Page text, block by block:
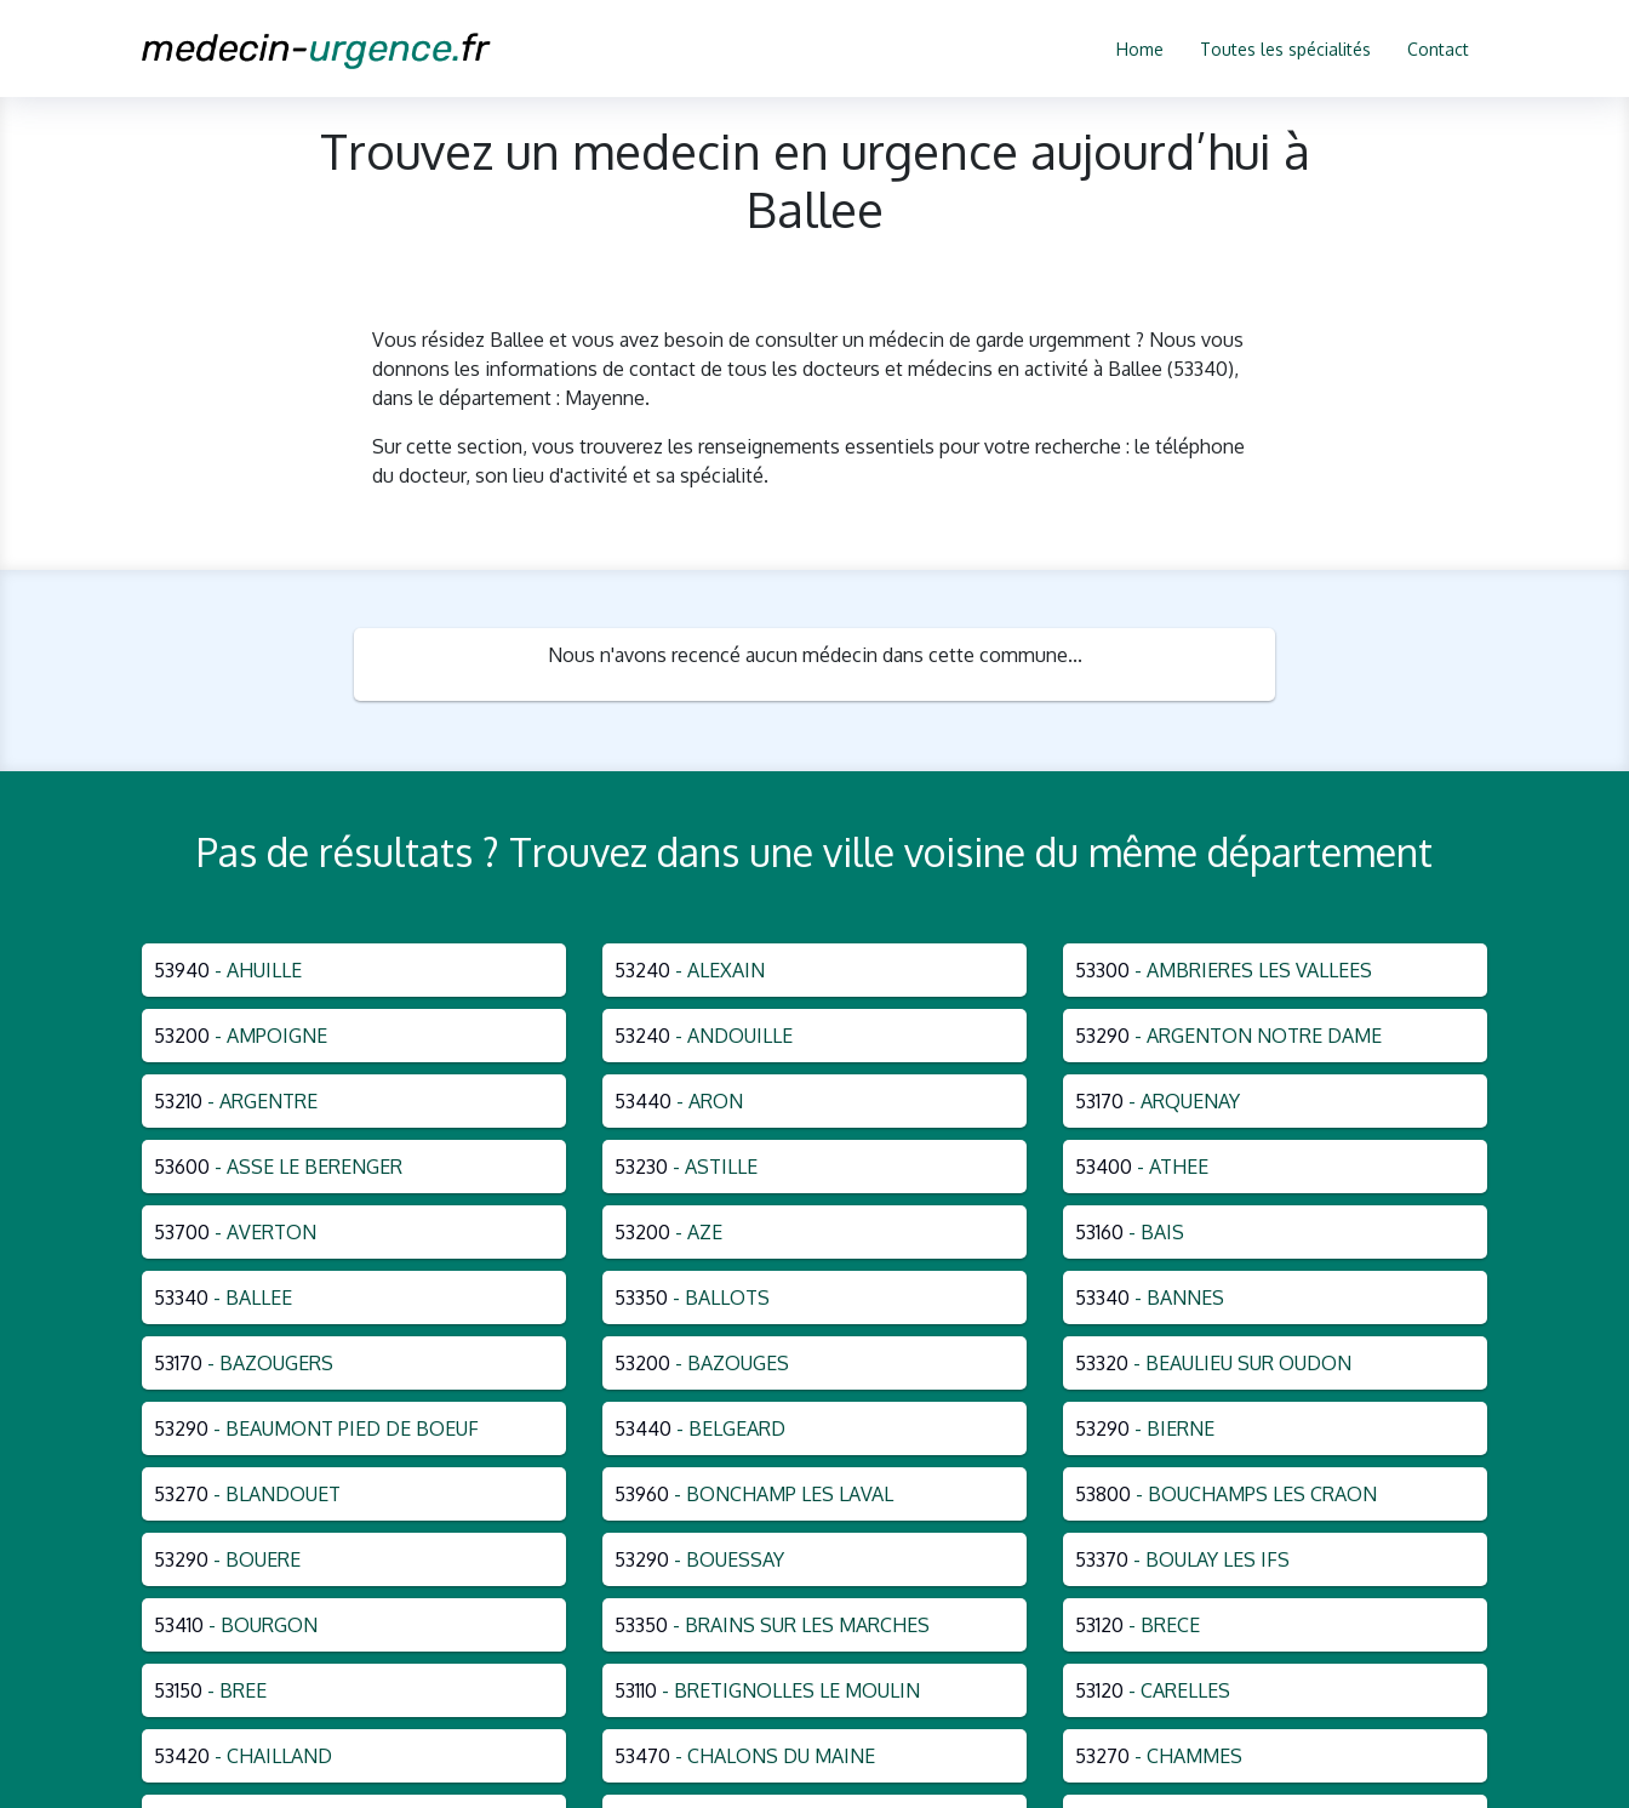
Home Toutes les spécialités Contact
Trouvez un medecin en urgence aujourd’hui à
Ballee
Vous résidez Ballee et vous avez besoin de consulter un médecin de garde urgemment ? Nous vous
donnons les informations de contact de tous les docteurs et médecins en activité à Ballee (53340),
dans le département : Mayenne.
Sur cette section, vous trouverez les renseignements essentiels pour votre recherche : le téléphone
du docteur, son lieu d'activité et sa spécialité.
Nous n'avons recencé aucun médecin dans cette commune...
Pas de résultats ? Trouvez dans une ville voisine du même département
53940 - AHUILLE 53240 - ALEXAIN 53300 - AMBRIERES LES VALLEES
53200 - AMPOIGNE 53240 - ANDOUILLE 53290 - ARGENTON NOTRE DAME
53210 - ARGENTRE 53440 - ARON 53170 - ARQUENAY
53600 - ASSE LE BERENGER 53230 - ASTILLE 53400 - ATHEE
53700 - AVERTON 53200 - AZE 53160 - BAIS
53340 - BALLEE 53350 - BALLOTS 53340 - BANNES
53170 - BAZOUGERS 53200 - BAZOUGES 53320 - BEAULIEU SUR OUDON
53290 - BEAUMONT PIED DE BOEUF 53440 - BELGEARD 53290 - BIERNE
53270 - BLANDOUET 53960 - BONCHAMP LES LAVAL 53800 - BOUCHAMPS LES CRAON
53290 - BOUERE 53290 - BOUESSAY 53370 - BOULAY LES IFS
53410 - BOURGON 53350 - BRAINS SUR LES MARCHES 53120 - BRECE
53150 - BREE 53110 - BRETIGNOLLES LE MOULIN 53120 - CARELLES
53420 - CHAILLAND 53470 - CHALONS DU MAINE 53270 - CHAMMES